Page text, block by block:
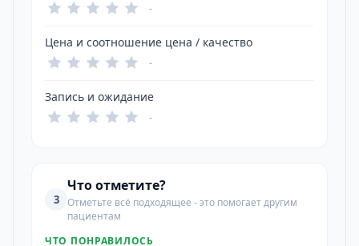
-
Цена и соотношение цена / качество
-
Запись и ожидание
-
3
Что отметите?
Отметьте всё подходящее - это помогает другим
пациентам
ЧТО ПОНРАВИЛОСЬ